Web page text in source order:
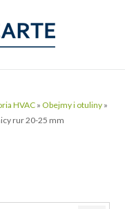
HVAC » Obejmy i otuliny »
rur 20-25 mm